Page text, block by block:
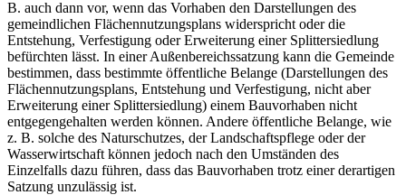
B. auch dann vor, wenn das Vorhaben den Darstellungen des
gemeindlichen Flächennutzungsplans widerspricht oder die
Entstehung, Verfestigung oder Erweiterung einer Splittersiedlung
befürchten lässt. In einer Außenbereichssatzung kann die Gemeinde
bestimmen, dass bestimmte öffentliche Belange (Darstellungen des
Flächennutzungsplans, Entstehung und Verfestigung, nicht aber
Erweiterung einer Splittersiedlung) einem Bauvorhaben nicht
entgegengehalten werden können. Andere öffentliche Belange, wie
z. B. solche des Naturschutzes, der Landschaftspflege oder der
Wasserwirtschaft können jedoch nach den Umständen des
Einzelfalls dazu führen, dass das Bauvorhaben trotz einer derartigen
Satzung unzulässig ist.